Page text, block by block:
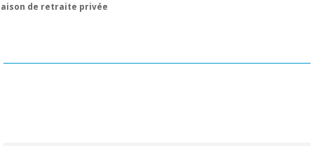
de retraite privée